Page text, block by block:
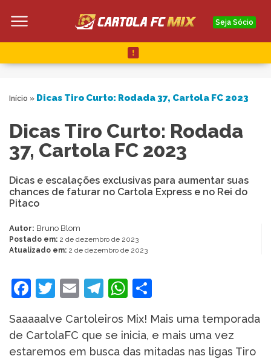
Seja Sócio
Início » Dicas Tiro Curto: Rodada 37, Cartola FC 2023
Dicas Tiro Curto: Rodada
37, Cartola FC 2023
Dicas e escalações exclusivas para aumentar suas
chances de faturar no Cartola Express e no Rei do
Pitaco
Autor: Bruno Blom
Postado em: 2 de dezembro de 2023
Atualizado em: 2 de dezembro de 2023
Facebook
Twitter
EmailTelegram
WhatsApp
Saaaaalve Cartoleiros Mix! Mais uma temporada
de CartolaFC que se inicia, e mais uma vez
estaremos em busca das mitadas nas ligas Tiro